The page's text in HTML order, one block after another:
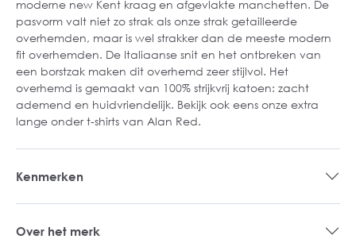
moderne new Kent kraag en afgevlakte manchetten. De
pasvorm valt niet zo strak als onze strak getailleerde
overhemden, maar is wel strakker dan de meeste modern
fit overhemden. De Italiaanse snit en het ontbreken van
een borstzak maken dit overhemd zeer stijlvol. Het
overhemd is gemaakt van 100% strijkvrij katoen: zacht
ademend en huidvriendelijk. Bekijk ook eens onze extra
lange onder t-shirts van Alan Red.
Kenmerken
Over het merk